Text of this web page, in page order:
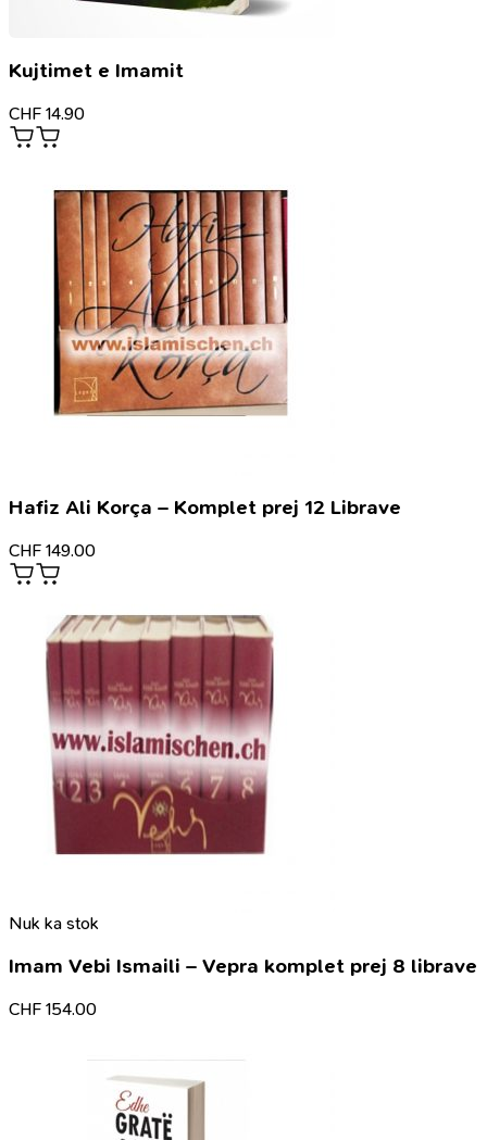
Kujtimet e Imamit
CHF 14.90
Hafiz Ali Korça – Komplet prej 12 Librave
CHF 149.00
Nuk ka stok
Imam Vebi Ismaili – Vepra komplet prej 8 librave
CHF 154.00